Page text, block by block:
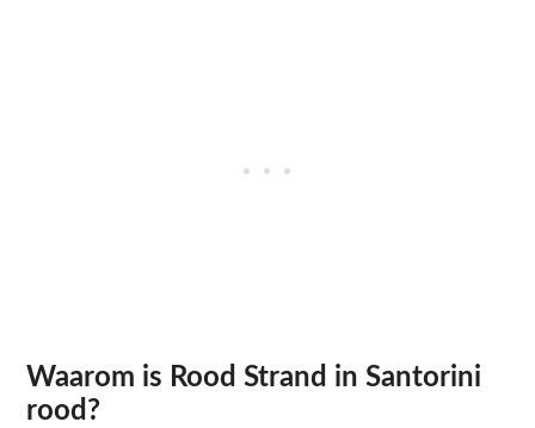
Waarom is Rood Strand in Santorini
rood?